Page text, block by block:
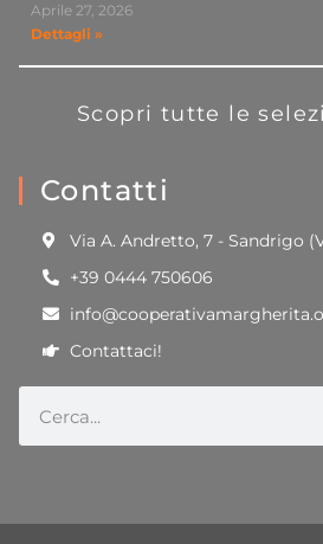
Aprile 27, 2026
Dettagli »
Scopri tutte le
Contatti
Via A. Andretto, 7 - Sandrigo
+39 0444 750606
Contattaci!